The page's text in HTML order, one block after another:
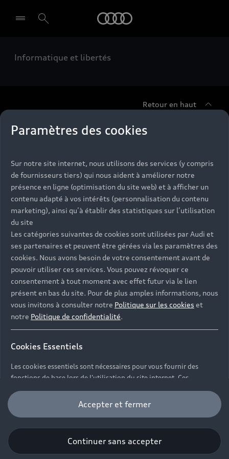
Select dealer
Informatique et libertés
Retour en haut
Accès rapides
Tous les modèles
Recherche de véhicules neufs
Véhicules d'occasion disponibles
Demander un essai
Contactez-nous
Modèles
Électrique
Sport
Achat et location
Voir nos véhicules disponibles
Offres du moment
Votre Audi
Entretenir et réparer mon Audi
Cotrans Assistance
Campagne de rappel Airbag Takata
Univers Audi
Notre vision
Audi Sport
Gérer vos cookies
Politique de confidentialité
Étiquettes énergétiques pneumatiques
Carrières
Certains des équipements et options présentés sur les
visuels peuvent ne pas être disponibles à la Réunion.
Pour plus d’informations, contactez votre concession
Cotrans Automobiles.
Paramètres des cookies
Sur notre site internet, nous utilisons des services (y compris
de fournisseurs tiers) qui nous aident à améliorer notre
présence en ligne (optimisation du site web) et à afficher un
contenu adapté à vos intérêts (personnalisation du contenu
marketing), ainsi qu’à établir des statistiques sur l’utilisation
du site
Les catégories suivantes de cookies sont utilisées par Audi et
ses partenaires et peuvent être gérées via les paramètres des
cookies. Nous avons besoin de votre consentement avant de
pouvoir utiliser ces services. Vous pouvez révoquer ce
consentement à tout moment avec effet futur via le lien
présent en bas du site. Pour de plus amples informations, nous
vous invitons à consulter notre Politique sur les cookies et
notre Politique de confidentialité.
Accepter et fermer
Continuer sans accepter
Cookies Essentiels
Les cookies essentiels sont nécessaires pour vous fournir des
fonctions de base lors de l'utilisation du site internet. Ces
fonctions comprennent par exemple le configurateur de véhicules.
Les cookies fonctionnels nous permettent de collecter
et de stocker les paramètres de l'utilisateur (par